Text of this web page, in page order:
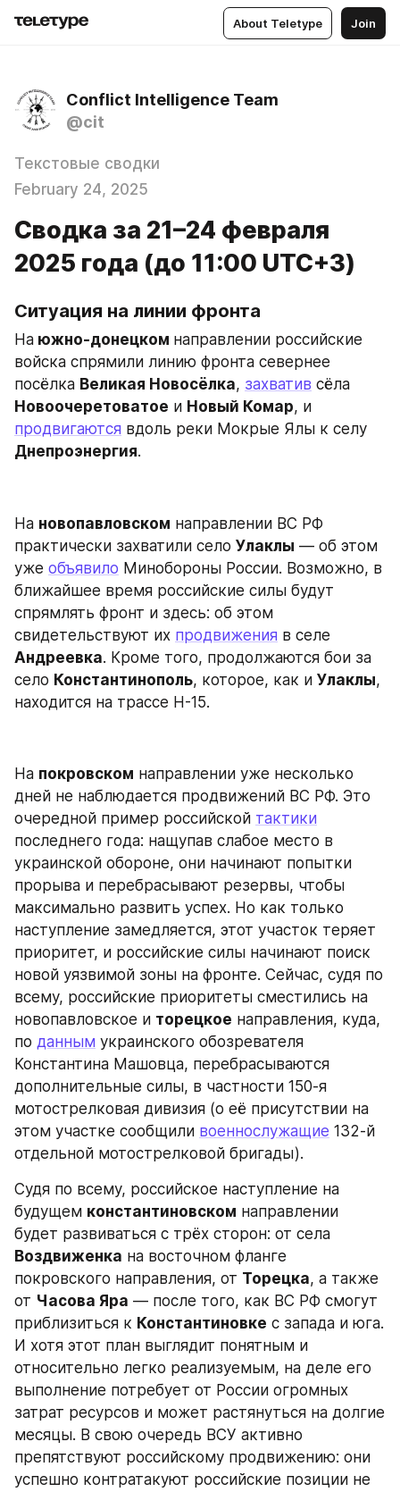
About Teletype Join
Conflict Intelligence Team
@cit
Текстовые сводки
February 24, 2025
Сводка за 21–24 февраля
2025 года (до 11:00 UTC+3)
Ситуация на линии фронта
На южно-донецком направлении российские
войска спрямили линию фронта севернее
посёлка Великая Новосёлка, захватив
Новоочеретоватое и Новый Комар
продвигаются
Днепроэнергия.
На новопавловском направлении ВС РФ
практически захватили село Улаклы — об этом
уже объявило Минобороны России. Возможно, в
ближайшее время российские силы будут
спрямлять фронт и здесь: об этом
свидетельствуют их продвижения
Андреевка. Кроме того, продолжаются бои за
село Константинополь, которое, как и Улаклы,
находится на трассе Н-15.
На покровском направлении уже несколько
дней не наблюдается продвижений ВС РФ. Это
очередной пример российской тактики
последнего года: нащупав слабое место в
украинской обороне, они начинают попытки
прорыва и перебрасывают резервы, чтобы
максимально развить успех. Но как только
наступление замедляется, этот участок теряет
приоритет, и российские силы начинают поиск
новой уязвимой зоны на фронте. Сейчас, судя по
всему, российские приоритеты сместились на
новопавловское и торецкое направления, куда,
по данным украинского обозревателя
Константина Машовца, перебрасываются
дополнительные силы, в частности 150-я
мотострелковая дивизия (о её присутствии на
этом участке сообщили военнослужащие 132-й
отдельной мотострелковой бригады).
Судя по всему, российское наступление на
будущем константиновском направлении
Воздвиженка на восточном фланге
покровского направления, от Торецка, а также
от Часова Яра — после того, как ВС РФ смогут
приблизиться к Константиновке с запада и юга.
И хотя этот план выглядит понятным и
относительно легко реализуемым, на деле его
выполнение потребует от России огромных
затрат ресурсов и может растянуться на долгие
месяцы. В свою очередь ВСУ активно
препятствуют российскому продвижению: они
успешно контратакуют российские позиции не